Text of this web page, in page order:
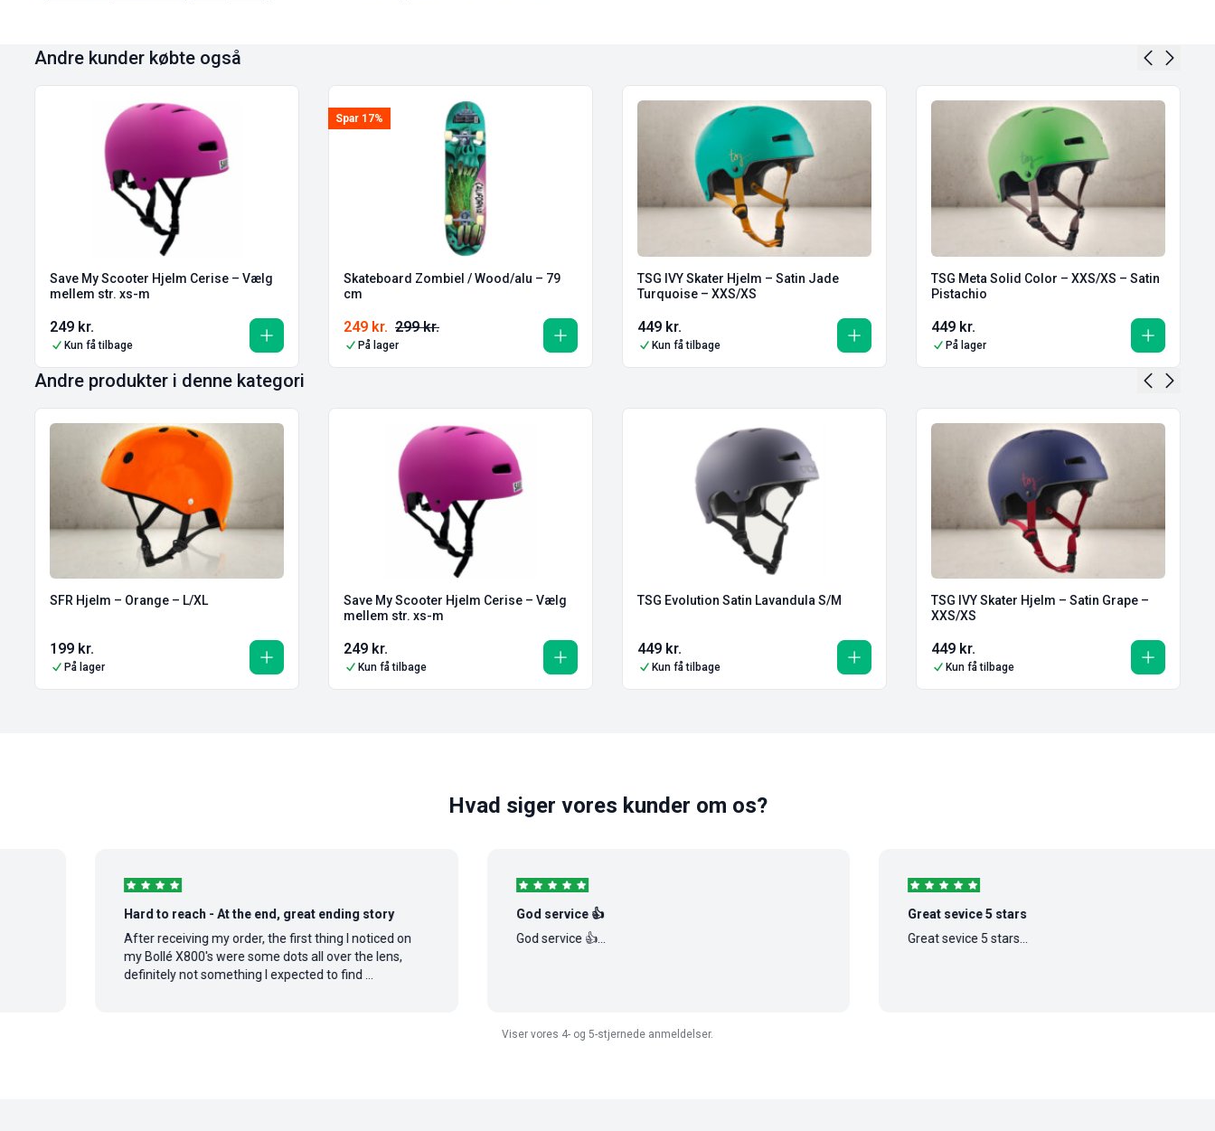
Andre kunder købte også
Save My Scooter Hjelm Cerise – Vælg
mellem str. xs-m
249 kr.
Kun få tilbage
Spar 17%
Skateboard Zombiel / Wood/alu – 79
cm
299kr.
249 kr.
På lager
TSG IVY Skater Hjelm – Satin Jade
Turquoise – XXS/XS
449 kr.
Kun få tilbage
TSG Meta Solid Color – XXS/XS – Satin
Pistachio
449 kr.
På lager
Andre produkter i denne kategori
SFR Hjelm – Orange – L/XL
199 kr.
På lager
Save My Scooter Hjelm Cerise – Vælg
mellem str. xs-m
249 kr.
Kun få tilbage
TSG Evolution Satin Lavandula S/M
449 kr.
Kun få tilbage
TSG IVY Skater Hjelm – Satin Grape –
XXS/XS
449 kr.
Kun få tilbage
Hvad siger vores kunder om os?
Hard to reach - At the end, great ending story
After receiving my order, the first thing I noticed on
my Bollé X800's were some dots all over the lens,
definitely not something I expected to find ...
God service 👍
God service 👍...
Great sevice 5 stars
Great sevice 5 stars...
Viser vores 4- og 5-stjernede anmeldelser.